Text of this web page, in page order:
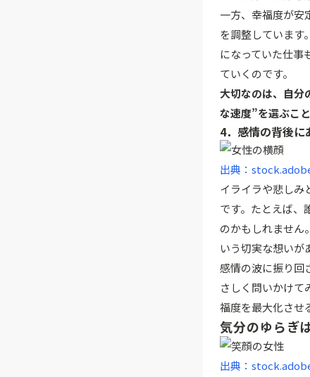
一方、幸福度が安
を調整しています
になっていた仕事
ていくのです。
大切なのは、自分
な速度”を選ぶこと
4．感情の背後に
出典：
イライラや悲しみ
です。たとえば、
のかもしれません
いう切実な想いが
感情の波に振り回
さしく問いかけて
福度を最大化させ
気分のゆらぎ
出典：